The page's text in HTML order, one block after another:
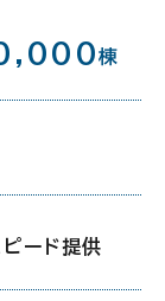
棟
ード提供